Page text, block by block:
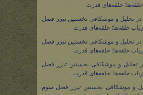
حلقه‌های قدرت
در تحلیل و موشکافی نخستین تیزر فصل
حلقه‌ها: حلقه‌های قدرت
در تحلیل و موشکافی نخستین تیزر فصل
حلقه‌ها: حلقه‌های قدرت
تحلیل و موشکافی نخستین تیزر فصل
حلقه‌ها: حلقه‌های قدرت
و موشکافی نخستین تیزر فصل سوم